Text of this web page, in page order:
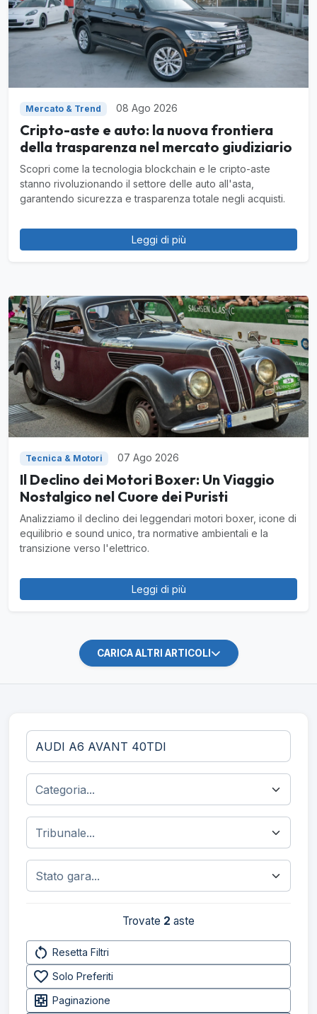
Mercato & Trend 08 Ago 2026
Cripto-aste e auto: la nuova frontiera
della trasparenza nel mercato giudiziario
Scopri come la tecnologia blockchain e le cripto-aste
stanno rivoluzionando il settore delle auto all'asta,
garantendo sicurezza e trasparenza totale negli acquisti.
Leggi di più
Tecnica & Motori 07 Ago 2026
Il Declino dei Motori Boxer: Un Viaggio
Nostalgico nel Cuore dei Puristi
Analizziamo il declino dei leggendari motori boxer, icone di
equilibrio e sound unico, tra normative ambientali e la
transizione verso l'elettrico.
Leggi di più
CARICA ALTRI ARTICOLI
Trovate 2 aste
restart_alt Resetta Filtri
favorite_border Solo Preferiti
pages Paginazione